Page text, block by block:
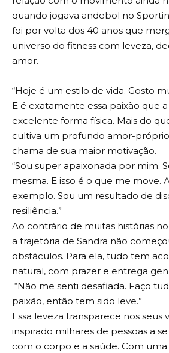
quando jogava andebol no
foi por volta dos 40 anos que
universo do fitness com leveza,
amor.
“Hoje é um estilo de vida. Gosto
E é exatamente essa paixão que
excelente forma física. Mais do
cultiva um profundo amor-
chama de sua maior motivação.
“Sou super apaixonada por mim.
mesma. E isso é o que me move.
exemplo. Sou um resultado de
resiliência.”
Ao contrário de muitas histórias
a trajetória de Sandra não
obstáculos. Para ela, tudo tem
natural, com prazer e entrega
“Não me senti desafiada. Faço
paixão, então tem sido leve.”
Essa leveza transparece nos seus
inspirado milhares de pessoas a
com o corpo e a saúde. Com